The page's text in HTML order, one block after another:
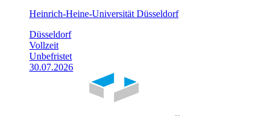
Heinrich-Heine-Universität Düsseldorf
Düsseldorf
Vollzeit
Unbefristet
30.07.2026